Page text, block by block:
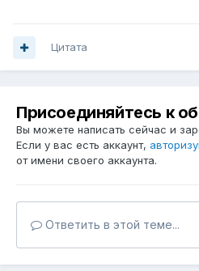
Цитата
Присоединяйтесь к
Вы можете написать сейчас и
Если у вас есть аккаунт,
от имени своего аккаунта.
Ответить в этой теме...